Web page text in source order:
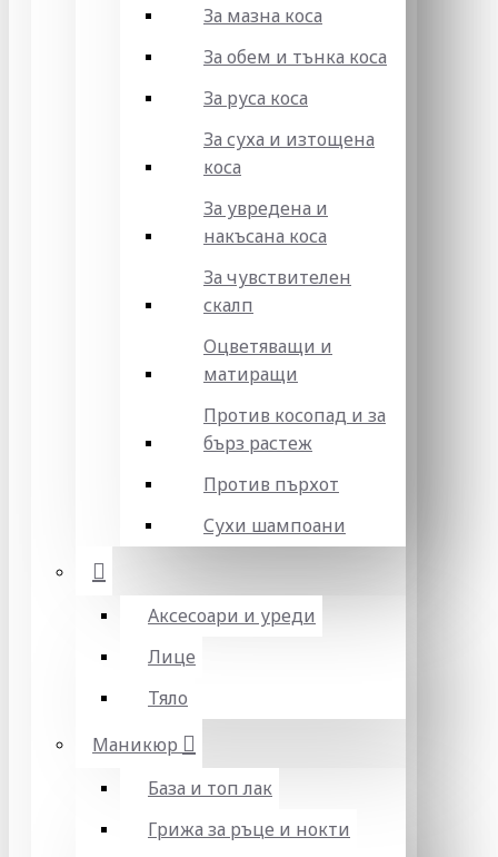
За мазна коса
За обем и тънка коса
За руса коса
За суха и изтощена
коса
За увредена и
накъсана коса
За чувствителен
скалп
Оцветяващи и
матиращи
Против косопад и за
бърз растеж
Против пърхот
Сухи шампоани
Аксесоари и уреди
Лице
Тяло
Маникюр
База и топ лак
Грижа за ръце и нокти